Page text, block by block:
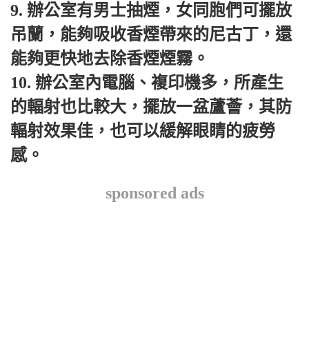
9. 辦公室有男士抽煙，女同胞們可擺放
吊蘭，能夠吸收香煙帶來的尼古丁，還
能夠更快地去除香煙煙霧。
10. 辦公室內電腦、複印機多，所產生
的輻射也比較大，擺放一盆蘆薈，其防
輻射效果佳，也可以緩解眼睛的疲勞
感。
sponsored ads